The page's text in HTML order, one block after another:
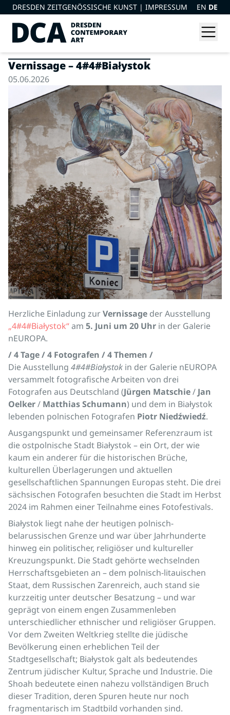
DRESDEN ZEITGENÖSSISCHE KUNST | IMPRESSUM EN DE
Vernissage – 4#4#Białystok
05.06.2026
Herzliche Einladung zurVernissage der Ausstellung
„4#4#Białystok“am 5. Juni um 20 Uhr in der Galerie
nEUROPA.
/ 4 Tage / 4 Fotografen / 4 Themen /
Die Ausstellung 4#4#Białystok in der Galerie nEUROPA
versammelt fotografische Arbeiten von drei
Fotografen aus Deutschland (Jürgen Matschie/ Jan
Oelker/ Matthias Schumann) und dem in Białystok
lebenden polnischen Fotografen Piotr Niedźwiedź.
Ausgangspunkt und gemeinsamer Referenzraum ist
die ostpolnische Stadt Białystok – ein Ort, der wie
kaum ein anderer für die historischen Brüche,
kulturellen Überlagerungen und aktuellen
gesellschaftlichen Spannungen Europas steht. Die drei
sächsischen Fotografen besuchten die Stadt im Herbst
2024 im Rahmen einer Teilnahme eines Fotofestivals.
Białystok liegt nahe der heutigen polnisch-
belarussischen Grenze und war über Jahrhunderte
hinweg ein politischer, religiöser und kultureller
Kreuzungspunkt. Die Stadt gehörte wechselnden
Herrschaftsgebieten an – dem polnisch-litauischen
Staat, dem Russischen Zarenreich, auch stand sie
kurzzeitig unter deutscher Besatzung – und war
geprägt von einem engen Zusammenleben
unterschiedlicher ethnischer und religiöser Gruppen.
Vor dem Zweiten Weltkrieg stellte die jüdische
Bevölkerung einen erheblichen Teil der
Stadtgesellschaft; Białystok galt als bedeutendes
Zentrum jüdischer Kultur, Sprache und Industrie. Die
Shoah bedeutete einen nahezu vollständigen Bruch
dieser Tradition, deren Spuren heute nur noch
fragmentarisch im Stadtbild vorhanden sind.